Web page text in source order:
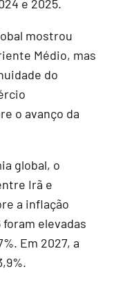
e 2025.
mostrou
Médio, mas
do
o avanço da
global, o
Irã e
a inflação
elevadas
Em 2027, a